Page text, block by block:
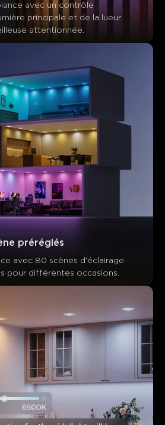
avec un contrôle
principale et de la lueur
attentionnée.
préréglés
avec 80 scènes d'éclairage
pour différentes occasions.
PositifNégatif